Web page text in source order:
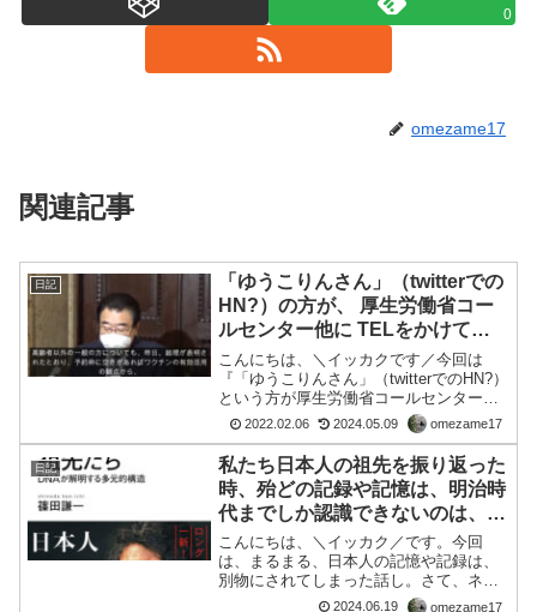
0
omezame17
関連記事
日記
「ゆうこりんさん」（twitterでの
HN?）の方が、 厚生労働省コー
ルセンター他に TELをかけて、
ワクチンや PCR検査などについ
ての質問しました。・・・コレに
ついて Q＆A形式でシェアしま
す。
こんにちは、＼イッカクです／今回は
『「ゆうこりんさん」（twitterでのHN?）
という方が厚生労働省コールセンター他
にTELをかけて、ワクチンやPCR検査な
どについて、何日もかけて質問されてい
たので、Q＆A形式でシェアします。』と
いう記事...
2022.02.06 2024.05.09 omezame17
日記
私たち日本人の祖先を振り返った
時、殆どの記録や記憶は、明治時
代までしか認識できないのは、何
故か？
こんにちは、＼イッカク／です。今回
は、まるまる、日本人の記憶や記録は、
別物にされてしまった話し。さて、ネッ
トで、表題に係るキーワードで検索した
2024.06.19 omezame17